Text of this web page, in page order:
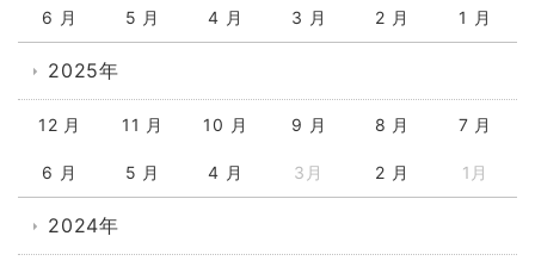
6 月 5 月 4 月 3 月 2 月 1 月
2025年
12 月 11 月 10 月 9 月 8 月 7 月
6 月 5 月 4 月 3月 2 月 1月
2024年